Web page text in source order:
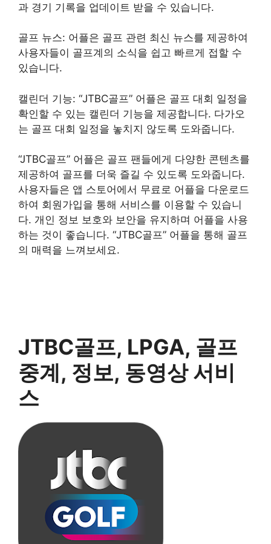
과 경기 기록을 업데이트 받을 수 있습니다.
골프 뉴스: 어플은 골프 관련 최신 뉴스를 제공하여
사용자들이 골프계의 소식을 쉽고 빠르게 접할 수
있습니다.
캘린더 기능: “JTBC골프” 어플은 골프 대회 일정을
확인할 수 있는 캘린더 기능을 제공합니다. 다가오
는 골프 대회 일정을 놓치지 않도록 도와줍니다.
“JTBC골프” 어플은 골프 팬들에게 다양한 콘텐츠를
제공하여 골프를 더욱 즐길 수 있도록 도와줍니다.
사용자들은 앱 스토어에서 무료로 어플을 다운로드
하여 회원가입을 통해 서비스를 이용할 수 있습니
다. 개인 정보 보호와 보안을 유지하며 어플을 사용
하는 것이 좋습니다. “JTBC골프” 어플을 통해 골프
의 매력을 느껴보세요.
JTBC골프, LPGA, 골프
중계, 정보, 동영상 서비
스